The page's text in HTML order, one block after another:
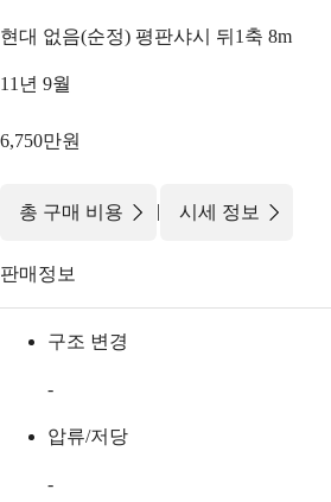
현대 없음(순정) 평판샤시 뒤1축 8m
11년 9월
6,750만원
총 구매 비용 | 시세 정보
판매정보
구조 변경
-
압류/저당
-